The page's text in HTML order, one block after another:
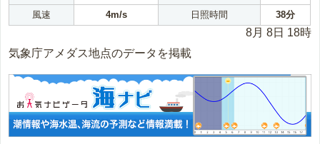
風速
4m/s 日照時間 38分
8月 8日 18時
気象庁アメダス地点のデータを掲載